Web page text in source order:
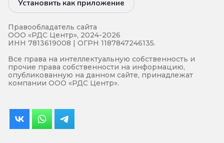
Установить как приложение
Правообладатель сайта
ООО «РДС Центр», 2024-2026
ИНН 7813619008 | ОГРН 1187847246135.
Все права на интеллектуальную собственность и
прочие права собственности на информацию,
опубликованную на данном сайте, принадлежат
компании ООО «РДС Центр».